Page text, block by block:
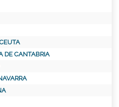
DE CANTABRIA